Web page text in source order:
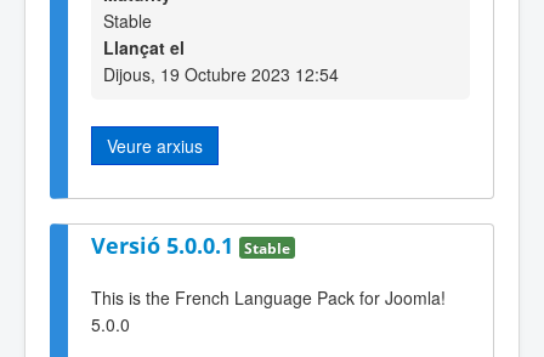
Stable
Llançat el
Dijous, 19 Octubre 2023 12:54
Veure arxius
Versió 5.0.0.1 Stable
This is the French Language Pack for Joomla!
5.0.0